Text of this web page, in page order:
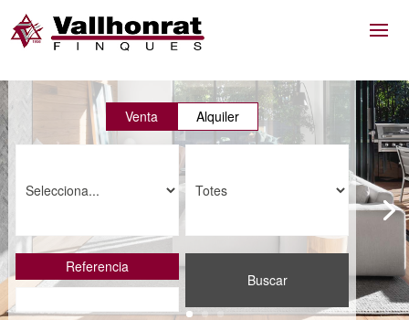
Venta Alquiler
Referencia
Buscar